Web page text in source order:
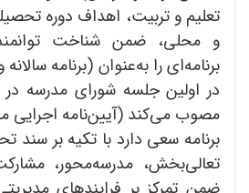
تعلیم و تربیت، اهداف دوره
و محلی، ضمن شناخت
برنامه‌ای را به‌عنوان (برنامه
در اولین جلسه شورای مدرسه
برنامه سعی دارد با تکیه بر سند
تعالی‌بخش، مدرسه‌محور،